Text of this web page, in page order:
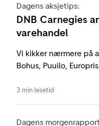
Dagens aksjetips:
DNB Carnegies
varehandel
Vi kikker nærmere på
Bohus, Puuilo,
3 min lesetid
Dagens